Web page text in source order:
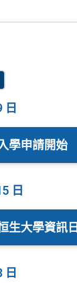
日
學申請開始
日
生大學資訊日
日